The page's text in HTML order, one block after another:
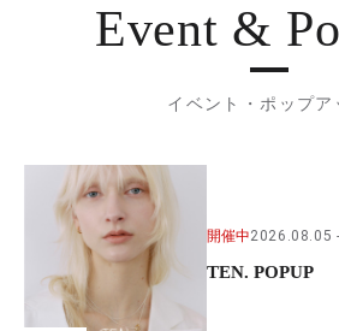
Event &
イベント・ポップア
開催中2026.08.05
TEN. POPUP